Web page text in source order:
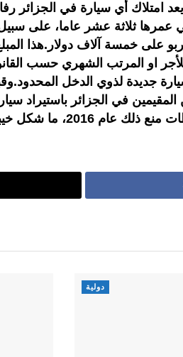
امتلاك أي سيارة في الجزائر
سيارة جديدة لذوي الدخل
في الجزائر باستيراد
ما شكل خيبة أمل لكثيرين.
دولية